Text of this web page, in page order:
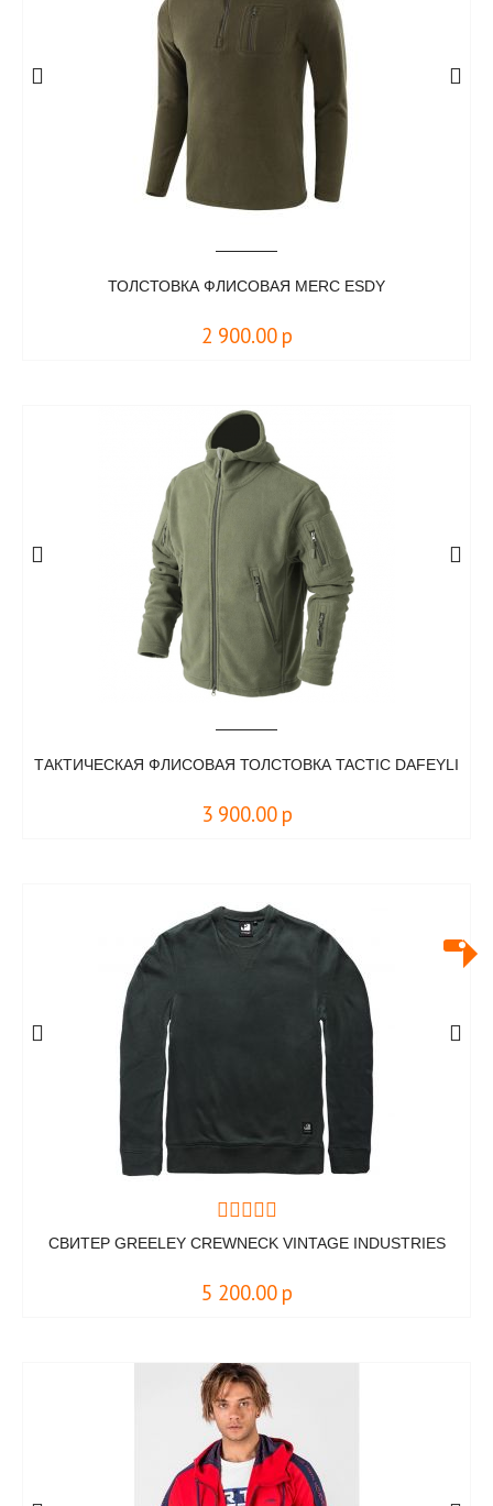
ТОЛСТОВКА ФЛИСОВАЯ MERC ESDY
2 900.00 р
ТАКТИЧЕСКАЯ ФЛИСОВАЯ ТОЛСТОВКА TACTIC DAFEYLI
3 900.00 р
СВИТЕР GREELEY CREWNECK VINTAGE INDUSTRIES
5 200.00 р